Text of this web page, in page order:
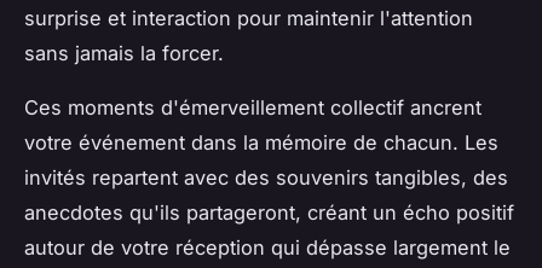
surprise et interaction pour maintenir l'attention
sans jamais la forcer.
Ces moments d'émerveillement collectif ancrent
votre événement dans la mémoire de chacun. Les
invités repartent avec des souvenirs tangibles, des
anecdotes qu'ils partageront, créant un écho positif
autour de votre réception qui dépasse largement le